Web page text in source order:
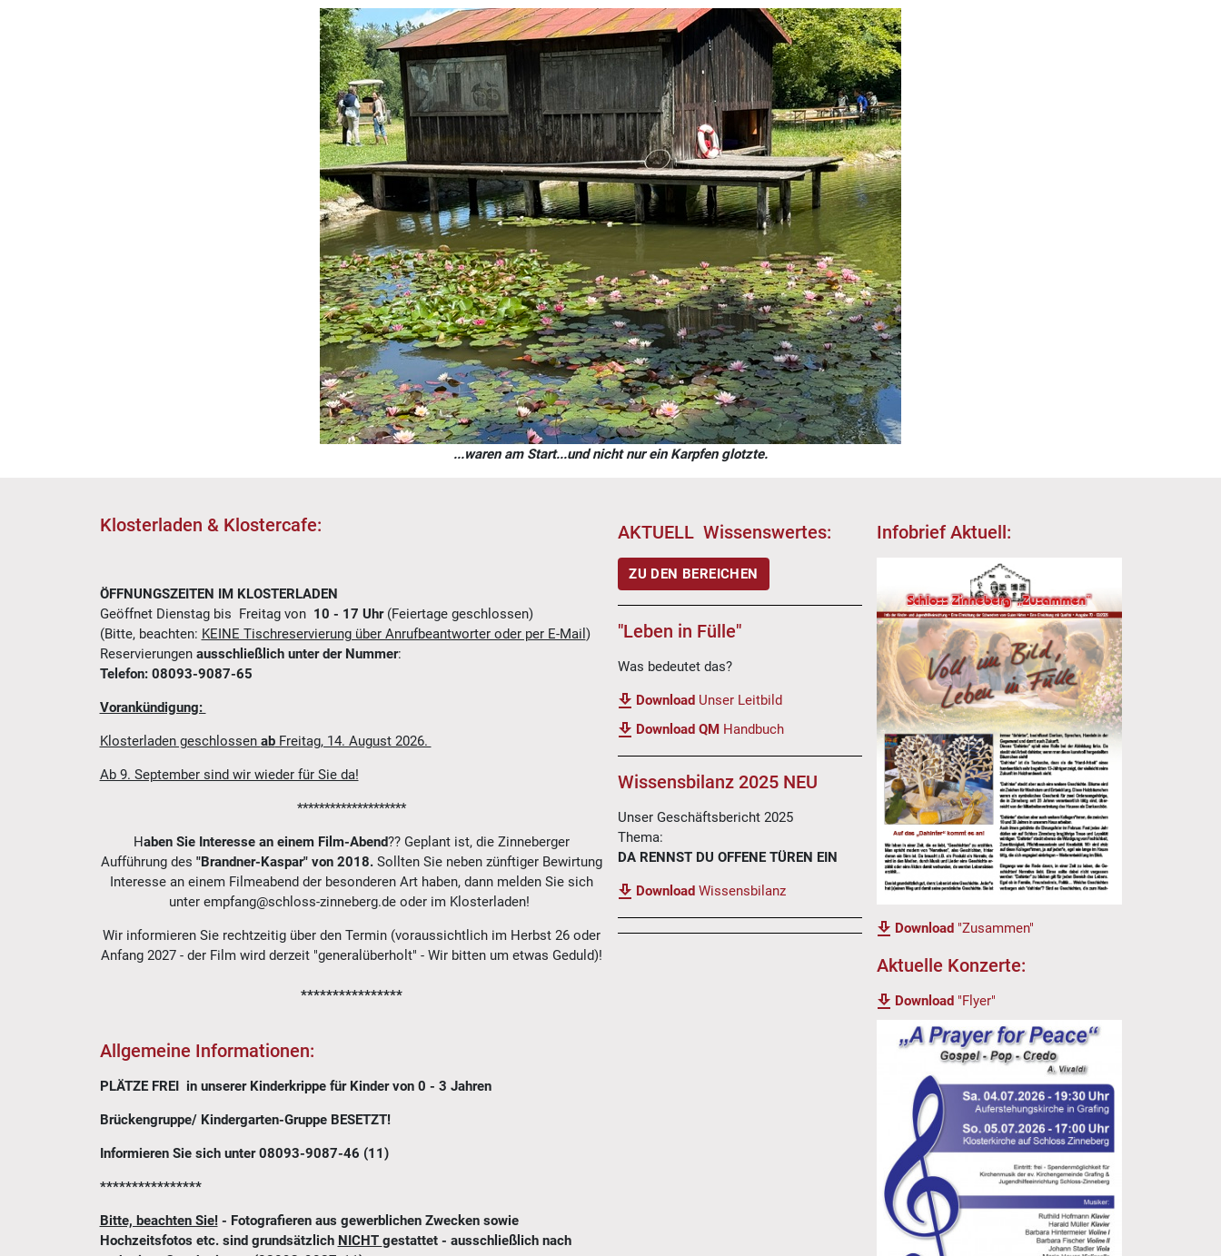
...waren am Start...und nicht nur ein Karpfen glotzte.
Klosterladen & Klostercafe:
ÖFFNUNGSZEITEN IM KLOSTERLADEN
Geöffnet Dienstag bis Freitag von 10 - 17 Uhr (Feiertage geschlossen)
(Bitte, beachten: KEINE Tischreservierung über Anrufbeantworter oder per E-Mail )
Reservierungen ausschließlich unter der Nummer:
Telefon: 08093-9087-65
Vorankündigung:
Klosterladen geschlossen abFreitag, 14. August 2026.
Ab 9. September sind wir wieder für Sie da!
********************
Haben Sie Interesse an einem Film-Abend?? Geplant ist, die Zinneberger
Aufführung des "Brandner-Kaspar" von 2018. Sollten Sie neben zünftiger Bewirtung
Interesse an einem Filmeabend der besonderen Art haben, dann melden Sie sich
unter empfang@schloss-zinneberg.de oder im Klosterladen!
Wir informieren Sie rechtzeitig über den Termin (voraussichtlich im Herbst 26 oder
Anfang 2027 - der Film wird derzeit "generalüberholt" - Wir bitten um etwas Geduld)!
****************
Allgemeine Informationen:
PLÄTZE FREI in unserer Kinderkrippe für Kinder von 0 - 3 Jahren
Brückengruppe/ Kindergarten-Gruppe BESETZT!
Informieren Sie sich unter 08093-9087-46 (11)
****************
Bitte, beachten Sie!- Fotografieren aus gewerblichen Zwecken sowie
Hochzeitsfotos etc. sind grundsätzlich NICHT gestattet - ausschließlich nach
AKTUELL Wissenswertes:
ZU DEN BEREICHEN
"Leben in Fülle"
Was bedeutet das?
Download Unser Leitbild
Download QM Handbuch
Wissensbilanz 2025 NEU
Unser Geschäftsbericht 2025
Thema:
DA RENNST DU OFFENE TÜREN EIN
Download Wissensbilanz
Infobrief Aktuell:
Download "Zusammen"
Aktuelle Konzerte:
Download "Flyer"